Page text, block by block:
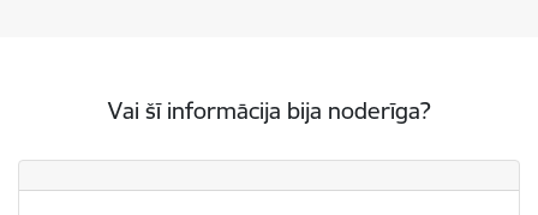
Vai šī informācija bija noderīga?
Vai šī informācija bija noderīga?